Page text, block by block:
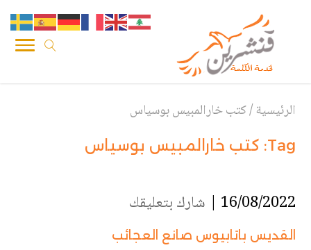
الرئيسية/كتب خارالمبيس بوسياس
Tag: كتب خارالمبيس بوسياس
16/08/2022 | شارك بتعليقك
القديس باتابيوس صانع العجائب